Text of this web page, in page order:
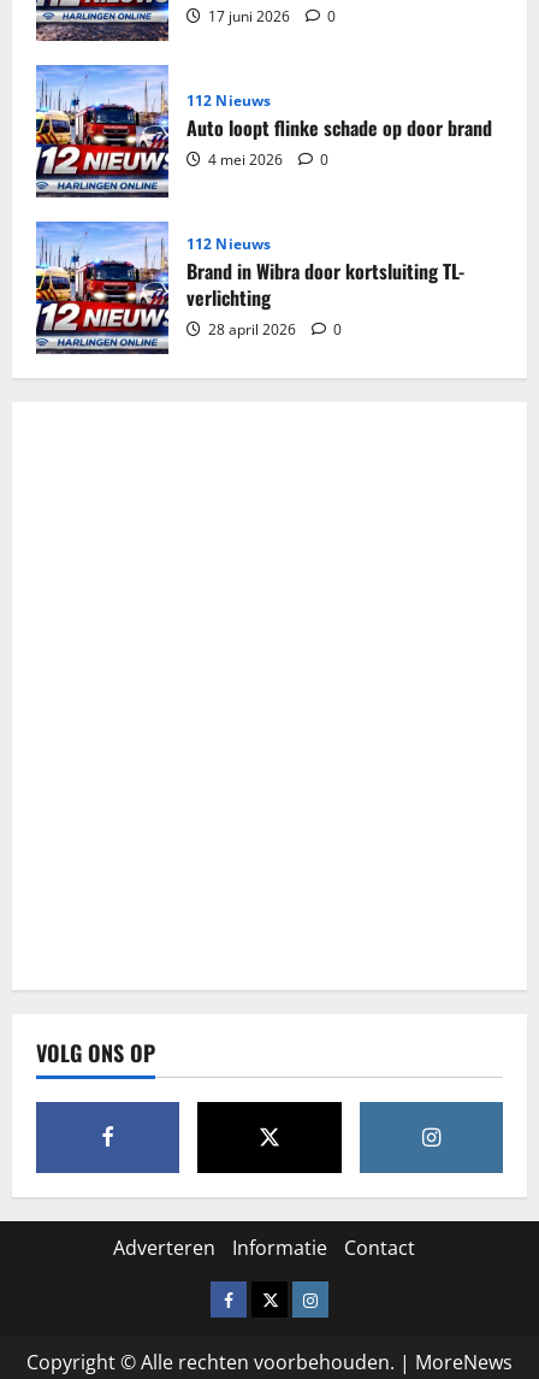
17 juni 2026 0
112 Nieuws
Auto loopt flinke schade op door brand
4 mei 2026 0
112 Nieuws
Brand in Wibra door kortsluiting TL-
verlichting
28 april 2026 0
VOLG ONS OP
Adverteren Informatie Contact
Facebook
X Instagram
Copyright © Alle rechten voorbehouden. | MoreNews